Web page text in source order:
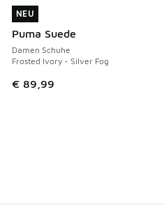
NEU
Puma Suede
Damen Schuhe
Frosted Ivory - Silver Fog
€ 89,99
NEU